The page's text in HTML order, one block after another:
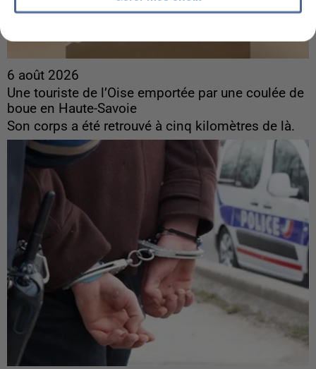
6 août 2026
Une touriste de l’Oise emportée par une coulée de
boue en Haute-Savoie
Son corps a été retrouvé à cinq kilomètres de là.